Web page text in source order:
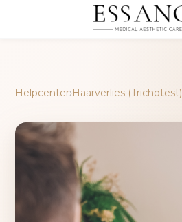
Helpcenter›Haarverlies (Trichotest)